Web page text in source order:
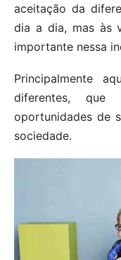
aceitação da
dia a dia, mas às
importante nessa
Principalmente
diferentes, que
oportunidades de
sociedade.